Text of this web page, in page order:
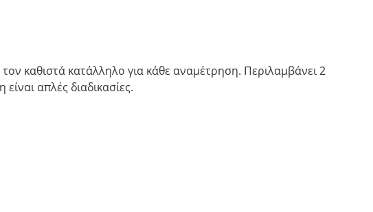
καθιστά κατάλληλο για κάθε αναμέτρηση. Περιλαμβάνει 2
απλές διαδικασίες.